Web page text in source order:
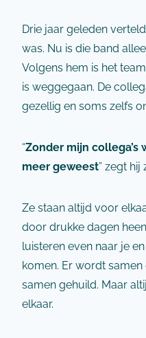
Drie jaar geleden
was. Nu is die band
Volgens hem is het
is weggegaan. De
gezellig en soms zelfs
“Zonder mijn collega’s
meer geweest” zegt hij
Ze staan altijd voor
door drukke dagen
luisteren even naar je
komen. Er wordt
samen gehuild. Maar
elkaar.